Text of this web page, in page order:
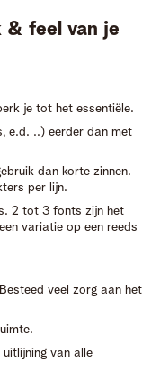
& feel van je
je tot het essentiële.
e.d. ..) eerder dan met
dan korte zinnen.
per lijn.
2 tot 3 fonts zijn het
variatie op een reeds
veel zorg aan het
van alle